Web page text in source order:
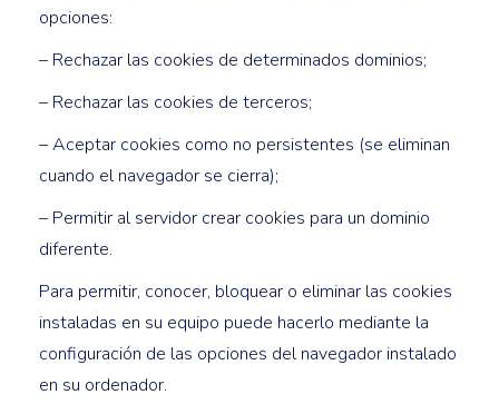
opciones:
– Rechazar las cookies de determinados dominios;
– Rechazar las cookies de terceros;
– Aceptar cookies como no persistentes (se eliminan
cuando el navegador se cierra);
– Permitir al servidor crear cookies para un dominio
diferente.
Para permitir, conocer, bloquear o eliminar las cookies
instaladas en su equipo puede hacerlo mediante la
configuración de las opciones del navegador instalado
en su ordenador.